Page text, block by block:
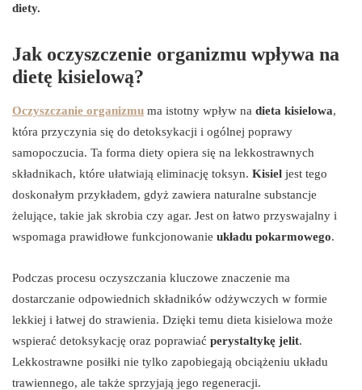
diety.
Jak oczyszczenie organizmu wpływa na
dietę kisielową?
Oczyszczanie organizmu ma istotny wpływ na dieta kisielowa,
która przyczynia się do detoksykacji i ogólnej poprawy
samopoczucia. Ta forma diety opiera się na lekkostrawnych
składnikach, które ułatwiają eliminację toksyn. Kisiel jest tego
doskonałym przykładem, gdyż zawiera naturalne substancje
żelujące, takie jak skrobia czy agar. Jest on łatwo przyswajalny i
wspomaga prawidłowe funkcjonowanie układu pokarmowego.
Podczas procesu oczyszczania kluczowe znaczenie ma
dostarczanie odpowiednich składników odżywczych w formie
lekkiej i łatwej do strawienia. Dzięki temu dieta kisielowa może
wspierać detoksykację oraz poprawiać perystaltykę jelit.
Lekkostrawne posiłki nie tylko zapobiegają obciążeniu układu
trawiennego, ale także sprzyjają jego regeneracji.